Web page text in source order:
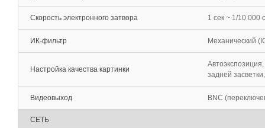
Скорость электронного затвора 1 сек ~ 1/10 000
ИК-фильтр Механический
Настройка качества картинки
задней
Видеовыход BNC
СЕТЬ